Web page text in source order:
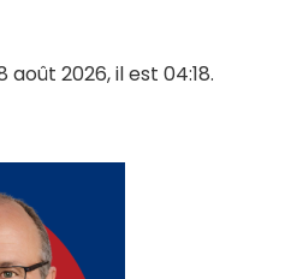
2026, il est 04:18.